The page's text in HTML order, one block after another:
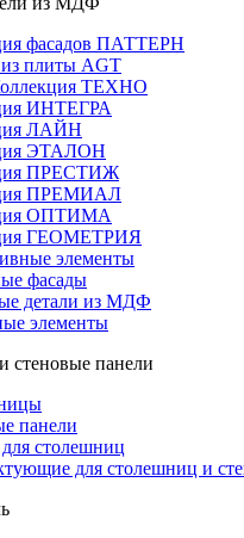
фасадов ПАТТЕРН
плиты AGT
ТЕХНО
ИНТЕГРА
ЛАЙН
ЭТАЛОН
ПРЕСТИЖ
ПРЕМИАЛ
ОПТИМА
ГЕОМЕТРИЯ
элементы
фасады
детали из МДФ
элементы
стеновые панели
панели
столешниц
для столешниц и